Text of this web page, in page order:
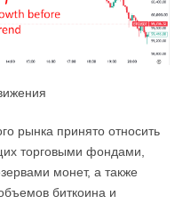
рынка принято относить
торговыми фондами,
монет, а также
биткоина и